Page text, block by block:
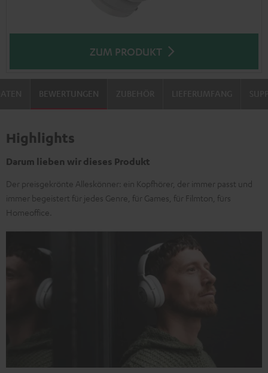
ZUM PRODUKT
BEWERTUNGEN
Highlights
Darum lieben wir dieses Produkt
Der preisgekrönte Alleskönner: ein Kopfhörer, der immer passt und
immer begeistert für jedes Genre, für Games, für Filmton, fürs
Homeoffice.